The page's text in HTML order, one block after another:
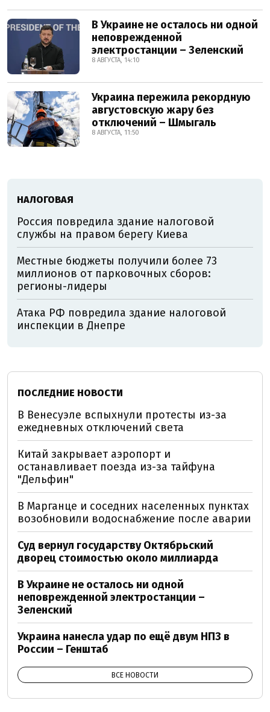
В Украине не осталось ни одной
неповрежденной
электростанции – Зеленский
8 АВГУСТА, 14:10
Украина пережила рекордную
августовскую жару без
отключений – Шмыгаль
8 АВГУСТА, 11:50
НАЛОГОВАЯ
Россия повредила здание налоговой
службы на правом берегу Киева
Местные бюджеты получили более 73
миллионов от парковочных сборов:
регионы-лидеры
Атака РФ повредила здание налоговой
инспекции в Днепре
ПОСЛЕДНИЕ НОВОСТИ
В Венесуэле вспыхнули протесты из-за
ежедневных отключений света
Китай закрывает аэропорт и
останавливает поезда из-за тайфуна
"Дельфин"
В Марганце и соседних населенных пунктах
возобновили водоснабжение после аварии
Суд вернул государству Октябрьский
дворец стоимостью около миллиарда
В Украине не осталось ни одной
неповрежденной электростанции –
Зеленский
Украина нанесла удар по ещё двум НПЗ в
России – Генштаб
ВСЕ НОВОСТИ